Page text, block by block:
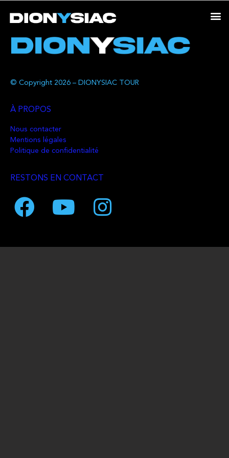
© Copyright 2026 – DIONYSIAC TOUR
À PROPOS
Nous contacter
Mentions légales
Politique de confidentialité
RESTONS EN CONTACT